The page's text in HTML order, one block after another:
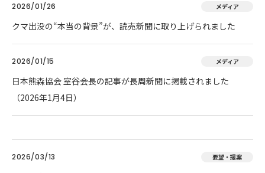
2026/01/26 メディア
クマ出没の“本当の背景”が、読売新聞に取り上げられました
2026/01/15 メディア
日本熊森協会 室谷会長の記事が長周新聞に掲載されました
（2026年1月4日）
2026/03/13 要望・提案